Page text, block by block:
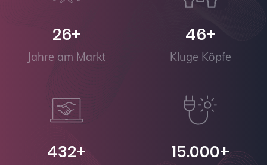
26+
Jahre am Markt
46+
Kluge Köpfe
432+ 15.000+